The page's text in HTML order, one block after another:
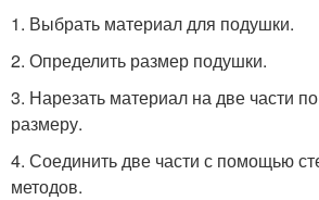
1. Выбрать материал для подушки.
2. Определить размер подушки.
3. Нарезать материал на две части
размеру.
4. Соединить две части с помощью
методов.